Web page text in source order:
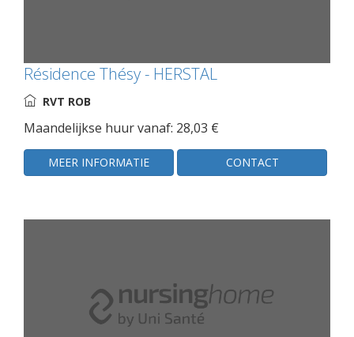
Résidence Thésy - HERSTAL
RVT ROB
Maandelijkse huur vanaf: 28,03 €
MEER INFORMATIE CONTACT